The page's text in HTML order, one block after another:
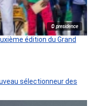
© presidence
édition du Grand
sélectionneur des